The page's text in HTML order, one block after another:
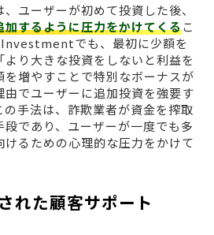
ユーザーが初めて投資した後、
するように圧力をかけてくるこ
でも、最初に少額を
り大きな投資をしないと利益を
増やすことで特別なボーナスが
でユーザーに追加投資を強要す
手法は、詐欺業者が資金を搾取
であり、ユーザーが一度でも多
けるための心理的な圧力をかけて
れた顧客サポート